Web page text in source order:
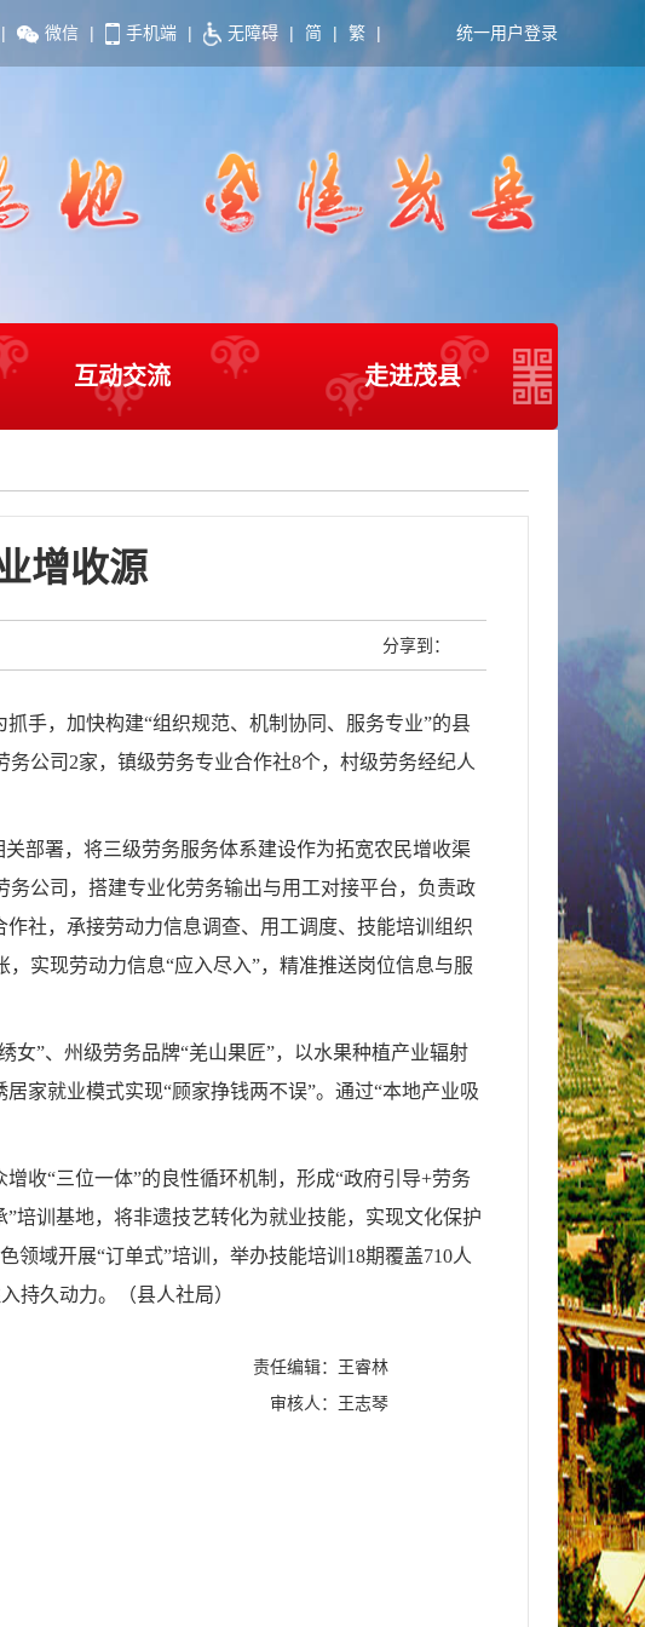
| 微信 | 手机端 | 无障碍 | 简 | 繁 | 统一用户登录
互动交流 走进茂县
增收源
分享到：
手，加快构建“组织规范、机制协同、服务专业”的县
公司2家，镇级劳务专业合作社8个，村级劳务经纪人
部署，将三级劳务服务体系建设作为拓宽农民增收渠
公司，搭建专业化劳务输出与用工对接平台，负责政
社，承接劳动力信息调查、用工调度、技能培训组织
实现劳动力信息“应入尽入”，精准推送岗位信息与服
女”、州级劳务品牌“羌山果匠”，以水果种植产业辐射
家就业模式实现“顾家挣钱两不误”。通过“本地产业吸
收“三位一体”的良性循环机制，形成“政府引导+劳务
培训基地，将非遗技艺转化为就业技能，实现文化保护
域开展“订单式”培训，举办技能培训18期覆盖710人
持久动力。
（县人社局）
责任编辑：王睿林
审核人：王志琴